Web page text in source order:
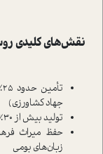
نقش‌های کلیدی
جهاد کشاورزی)
تولید بیش از ۳۰٪ محصولات زراعی و باغی کشور در مناطق روستایی
حفظ میراث
زبان‌های بومی